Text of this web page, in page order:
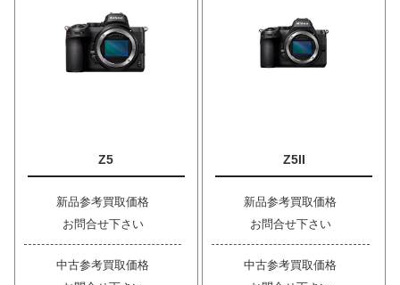
Z5
新品参考買取価格
お問合せ下さい
中古参考買取価格
Z5II
新品参考買取価格
お問合せ下さい
中古参考買取価格